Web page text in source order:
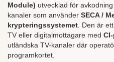
Module) utvecklad för
kanaler som använder SECA /
krypteringssystemet. Den är
TV eller digitalmottagare med
utländska TV-kanaler där
programkortet.